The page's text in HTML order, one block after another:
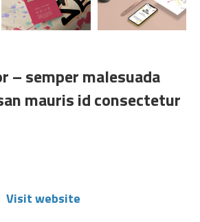
– semper malesuada
mauris id consectetur
Visit website